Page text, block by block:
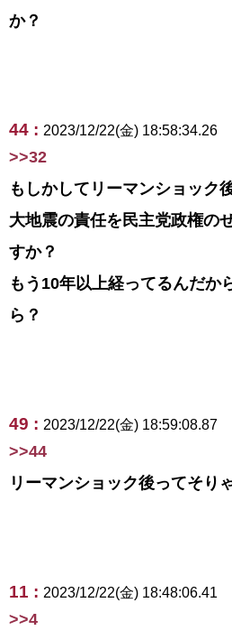
か？
44 : 2023/12/22(金) 18:58:34.26
>>32
もしかしてリーマンショック
大地震の責任を民主党政権の
すか？
もう10年以上経ってるんだか
ら？
49 : 2023/12/22(金) 18:59:08.87
>>44
リーマンショック後ってそり
11 : 2023/12/22(金) 18:48:06.41
>>4